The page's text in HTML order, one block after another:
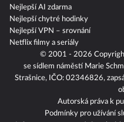
© 2001 - 2026
se sídlem náměstí Marie
Strašnice, IČO: 02346826,
Autorská práva k
Podmínky pro užívání
Nejlepší AI zdarma
Nejlepší chytré hodinky
Nejlepší VPN – srovnání
Netflix filmy a seriály